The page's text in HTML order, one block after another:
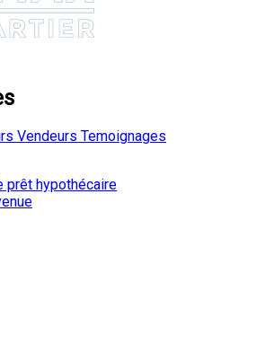
Vendeurs Temoignages
prêt hypothécaire